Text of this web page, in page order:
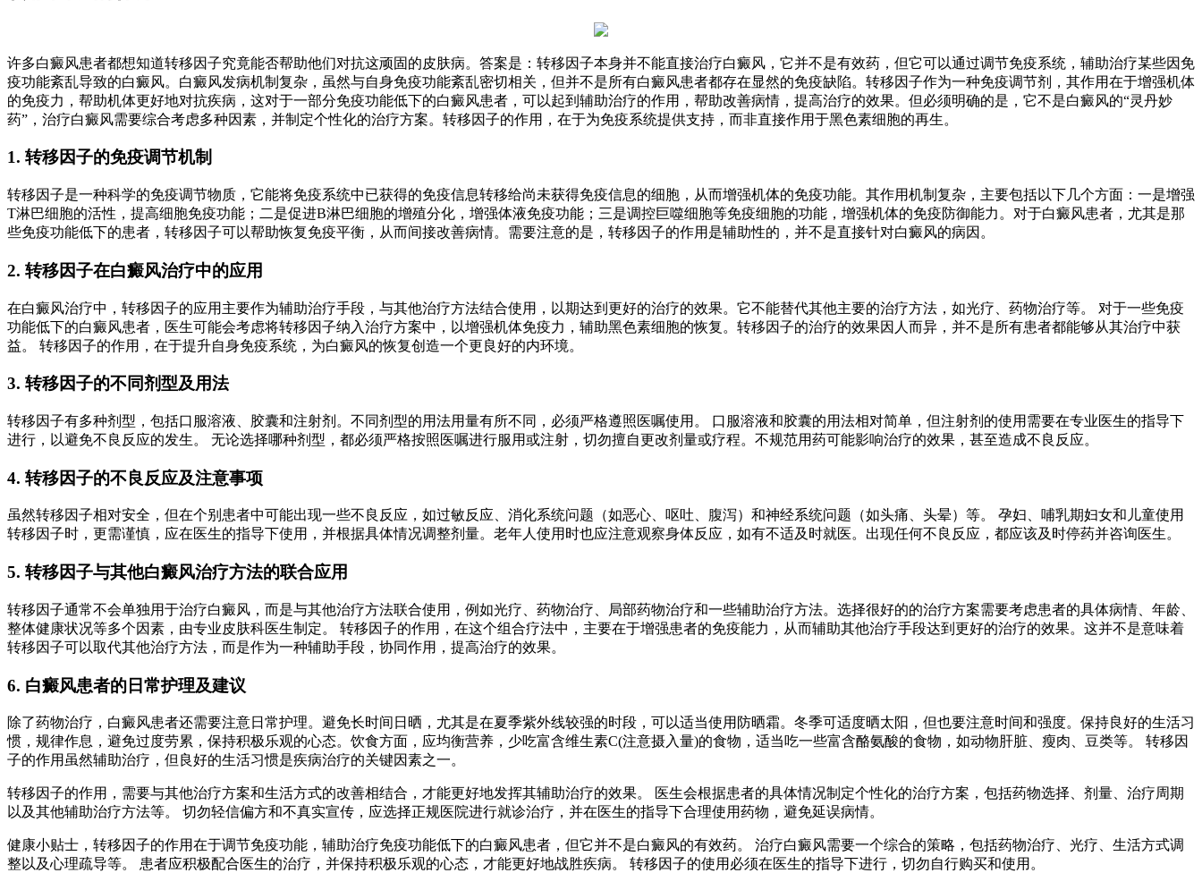
许多白癜风患者都想知道转移因子究竟能否帮助他们对抗这顽固的皮肤病。答案是：转移因子本身并不能直接治疗白癜风，它并不是有效药，但它可以通过调节免疫系统，辅助治疗某些因免
疫功能紊乱导致的白癜风。白癜风发病机制复杂，虽然与自身免疫功能紊乱密切相关，但并不是所有白癜风患者都存在显然的免疫缺陷。转移因子作为一种免疫调节剂，其作用在于增强机体
的免疫力，帮助机体更好地对抗疾病，这对于一部分免疫功能低下的白癜风患者，可以起到辅助治疗的作用，帮助改善病情，提高治疗的效果。但必须明确的是，它不是白癜风的“灵丹妙
药”，治疗白癜风需要综合考虑多种因素，并制定个性化的治疗方案。转移因子的作用，在于为免疫系统提供支持，而非直接作用于黑色素细胞的再生。
1. 转移因子的免疫调节机制
转移因子是一种科学的免疫调节物质，它能将免疫系统中已获得的免疫信息转移给尚未获得免疫信息的细胞，从而增强机体的免疫功能。其作用机制复杂，主要包括以下几个方面：一是增强
T淋巴细胞的活性，提高细胞免疫功能；二是促进B淋巴细胞的增殖分化，增强体液免疫功能；三是调控巨噬细胞等免疫细胞的功能，增强机体的免疫防御能力。对于白癜风患者，尤其是那
些免疫功能低下的患者，转移因子可以帮助恢复免疫平衡，从而间接改善病情。需要注意的是，转移因子的作用是辅助性的，并不是直接针对白癜风的病因。
2. 转移因子在白癜风治疗中的应用
在白癜风治疗中，转移因子的应用主要作为辅助治疗手段，与其他治疗方法结合使用，以期达到更好的治疗的效果。它不能替代其他主要的治疗方法，如光疗、药物治疗等。 对于一些免疫
功能低下的白癜风患者，医生可能会考虑将转移因子纳入治疗方案中，以增强机体免疫力，辅助黑色素细胞的恢复。转移因子的治疗的效果因人而异，并不是所有患者都能够从其治疗中获
益。 转移因子的作用，在于提升自身免疫系统，为白癜风的恢复创造一个更良好的内环境。
3. 转移因子的不同剂型及用法
转移因子有多种剂型，包括口服溶液、胶囊和注射剂。不同剂型的用法用量有所不同，必须严格遵照医嘱使用。 口服溶液和胶囊的用法相对简单，但注射剂的使用需要在专业医生的指导下
进行，以避免不良反应的发生。 无论选择哪种剂型，都必须严格按照医嘱进行服用或注射，切勿擅自更改剂量或疗程。不规范用药可能影响治疗的效果，甚至造成不良反应。
4. 转移因子的不良反应及注意事项
虽然转移因子相对安全，但在个别患者中可能出现一些不良反应，如过敏反应、消化系统问题（如恶心、呕吐、腹泻）和神经系统问题（如头痛、头晕）等。 孕妇、哺乳期妇女和儿童使用
转移因子时，更需谨慎，应在医生的指导下使用，并根据具体情况调整剂量。老年人使用时也应注意观察身体反应，如有不适及时就医。出现任何不良反应，都应该及时停药并咨询医生。
5. 转移因子与其他白癜风治疗方法的联合应用
转移因子通常不会单独用于治疗白癜风，而是与其他治疗方法联合使用，例如光疗、药物治疗、局部药物治疗和一些辅助治疗方法。选择很好的的治疗方案需要考虑患者的具体病情、年龄、
整体健康状况等多个因素，由专业皮肤科医生制定。 转移因子的作用，在这个组合疗法中，主要在于增强患者的免疫能力，从而辅助其他治疗手段达到更好的治疗的效果。这并不是意味着
转移因子可以取代其他治疗方法，而是作为一种辅助手段，协同作用，提高治疗的效果。
6. 白癜风患者的日常护理及建议
除了药物治疗，白癜风患者还需要注意日常护理。避免长时间日晒，尤其是在夏季紫外线较强的时段，可以适当使用防晒霜。冬季可适度晒太阳，但也要注意时间和强度。保持良好的生活习
惯，规律作息，避免过度劳累，保持积极乐观的心态。饮食方面，应均衡营养，少吃富含维生素C(注意摄入量)的食物，适当吃一些富含酪氨酸的食物，如动物肝脏、瘦肉、豆类等。 转移因
子的作用虽然辅助治疗，但良好的生活习惯是疾病治疗的关键因素之一。
转移因子的作用，需要与其他治疗方案和生活方式的改善相结合，才能更好地发挥其辅助治疗的效果。 医生会根据患者的具体情况制定个性化的治疗方案，包括药物选择、剂量、治疗周期
以及其他辅助治疗方法等。 切勿轻信偏方和不真实宣传，应选择正规医院进行就诊治疗，并在医生的指导下合理使用药物，避免延误病情。
健康小贴士，转移因子的作用在于调节免疫功能，辅助治疗免疫功能低下的白癜风患者，但它并不是白癜风的有效药。 治疗白癜风需要一个综合的策略，包括药物治疗、光疗、生活方式调
整以及心理疏导等。 患者应积极配合医生的治疗，并保持积极乐观的心态，才能更好地战胜疾病。 转移因子的使用必须在医生的指导下进行，切勿自行购买和使用。